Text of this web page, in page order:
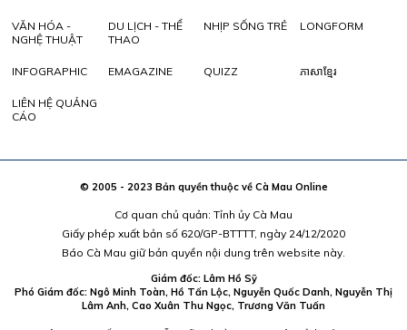
VĂN HÓA -
NGHỆ THUẬT
DU LỊCH - THỂ
THAO
NHỊP SỐNG TRẺ LONGFORM
INFOGRAPHIC EMAGAZINE QUIZZ ភាសាខ្មែរ
LIÊN HỆ QUẢNG
CÁO
© 2005 - 2023 Bản quyền thuộc về Cà Mau Online
Cơ quan chủ quản: Tỉnh ủy Cà Mau
Giấy phép xuất bản số 620/GP-BTTTT, ngày 24/12/2020
Báo Cà Mau giữ bản quyền nội dung trên website này.
Giám đốc: Lâm Hồ Sỹ
Phó Giám đốc: Ngô Minh Toàn, Hồ Tấn Lộc, Nguyễn Quốc Danh, Nguyễn Thị
Lâm Anh, Cao Xuân Thu Ngọc, Trương Văn Tuấn